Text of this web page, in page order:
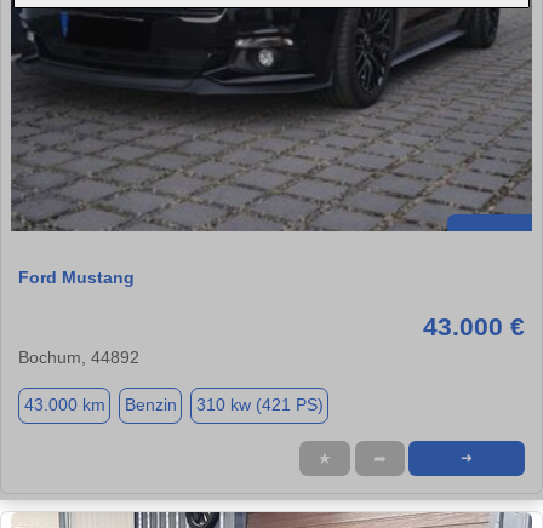
Ford Mustang
43.000 €
Bochum, 44892
43.000 km Benzin 310 kw (421 PS)
★ ➦ ➜